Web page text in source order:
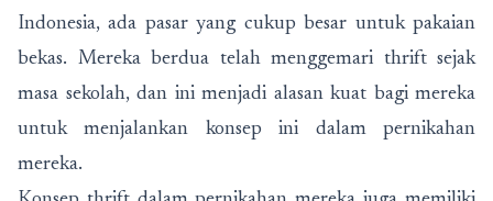
Indonesia, ada pasar yang cukup besar untuk pakaian
bekas. Mereka berdua telah menggemari thrift sejak
masa sekolah, dan ini menjadi alasan kuat bagi mereka
untuk menjalankan konsep ini dalam pernikahan
mereka.